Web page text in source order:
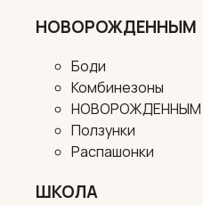
НОВОРОЖДЕННЫМ
Боди
Комбинезоны
НОВОРОЖДЕННЫМ
Ползунки
Распашонки
ШКОЛА